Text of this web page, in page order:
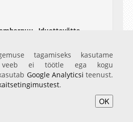
„Iduettevõtte
tagamiseks kasutame
veeb ei töötle ega kogu
Google Analyticsi teenust.
.
OK